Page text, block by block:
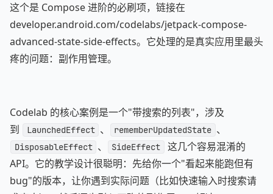
这个是 Compose 进阶的必刷项，链接在
developer.android.com/codelabs/jetpack-compose-
advanced-state-side-effects。它处理的是真实应用里最头
疼的问题：副作用管理。
Codelab 的核心案例是一个"带搜索的列表"，涉及
到
LaunchedEffect 、 rememberUpdatedState 、
DisposableEffect 、 SideEffect
这几个容易混淆的
API。它的教学设计很聪明：先给你一个"看起来能跑但有
bug"的版本，让你遇到实际问题（比如快速输入时搜索请